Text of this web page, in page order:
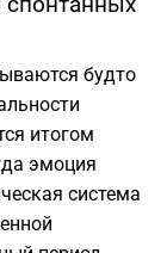
будто
итогом
эмоция
система